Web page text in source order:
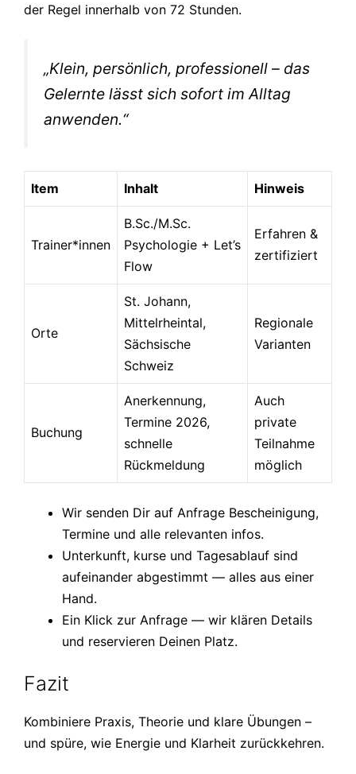
der Regel innerhalb von 72 Stunden.
„Klein, persönlich, professionell – das
Gelernte lässt sich sofort im Alltag
anwenden.“
Item Inhalt Hinweis
Trainer*innen
B.Sc./M.Sc.
Psychologie + Let’s
Flow
Erfahren &
zertifiziert
Orte
St. Johann,
Mittelrheintal,
Sächsische
Schweiz
Regionale
Varianten
Buchung
Anerkennung,
Termine 2026,
schnelle
Rückmeldung
Auch
private
Teilnahme
möglich
Wir senden Dir auf Anfrage Bescheinigung,
Termine und alle relevanten infos.
Unterkunft, kurse und Tagesablauf sind
aufeinander abgestimmt — alles aus einer
Hand.
Ein Klick zur Anfrage — wir klären Details
und reservieren Deinen Platz.
Fazit
Kombiniere Praxis, Theorie und klare Übungen –
und spüre, wie Energie und Klarheit zurückkehren.